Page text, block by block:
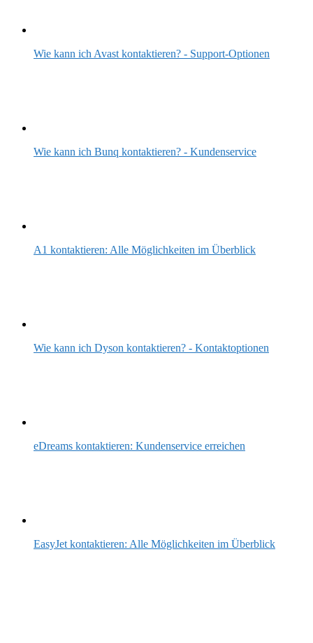
Wie kann ich Avast kontaktieren? - Support-Optionen
Wie kann ich Bunq kontaktieren? - Kundenservice
A1 kontaktieren: Alle Möglichkeiten im Überblick
Wie kann ich Dyson kontaktieren? - Kontaktoptionen
eDreams kontaktieren: Kundenservice erreichen
EasyJet kontaktieren: Alle Möglichkeiten im Überblick